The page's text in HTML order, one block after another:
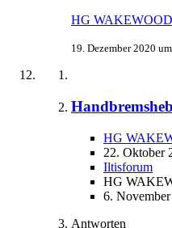
HG WAKEWOOD
19. Dezember 2020
HG
22. Oktober
Iltisforum
HG
6.
Antworten